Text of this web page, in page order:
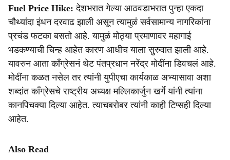
a
r
e
Fuel Price Hike: देशभरात गेल्या आठवडाभरात पुन्हा एकदा
चौथ्यांदा इंधन दरवाढ झाली असून त्यामुळं सर्वसामान्य नागरिकांना
प्रचंड फटका बसतो आहे. यामुळं मोठ्या प्रमाणावर महागाई
भडकण्याची चिन्ह आहेत कारण आधीच याला सुरुवात झाली आहे.
यावरुन आता काँग्रेसनं थेट पंतप्रधान नरेंद्र मोदींना डिवचलं आहे.
मोदींना कळत नसेल तर त्यांनी युपीएचा कार्यकाळ अभ्यासावा अशा
शब्दांत काँग्रेसचे राष्ट्रीय अध्यक्ष मल्लिकार्जुन खर्गे यांनी त्यांना
कानपिचक्या दिल्या आहेत. त्याचबरोबर त्यांनी काही टिप्सही दिल्या
आहेत.
Also Read